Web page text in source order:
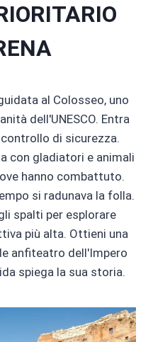
al Colosseo, uno
dell'UNESCO. Entra
di sicurezza.
con gladiatori e animali
hanno combattuto.
si radunava la folla.
spalti per esplorare
più alta. Ottieni una
anfiteatro dell'Impero
spiega la sua storia.